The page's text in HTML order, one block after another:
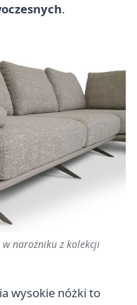
.
w narożniku z kolekcji
wysokie nóżki to